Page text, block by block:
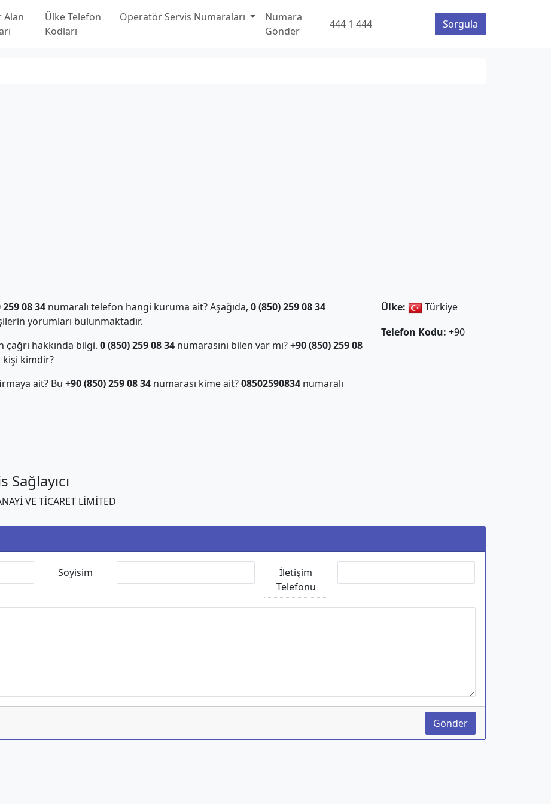
Alan
Ülke Telefon
Kodları
Operatör Servis Numaraları
Numara
Gönder
Telefon Numarası Sorgula
259 08 34numaralı telefon hangi kuruma ait? Aşağıda, 0 (850) 259 08 34
yorumları bulunmaktadır.
hakkında bilgi. 0 (850) 259 08 34numarasını bilen var mı?+90 (850) 259 08
kişi kimdir?
ait? Bu +90 (850) 259 08 34numarası kime ait?08502590834numaralı
Ülke:
Türkiye
Telefon Kodu: +90
VE TİCARET LİMİTED
Soyisim
İletişim
Telefonu
Gönder